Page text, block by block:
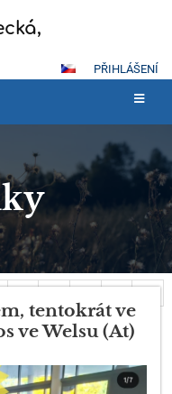
PŘIHLÁŠENÍ
tentokrát ve
ve Welsu (At)